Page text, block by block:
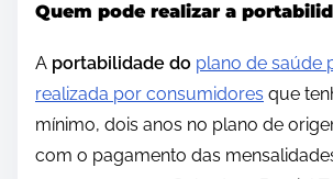
Quem pode realizar a
A portabilidade do plano de saúde
realizada por consumidores que
mínimo, dois anos no plano de
com o pagamento das